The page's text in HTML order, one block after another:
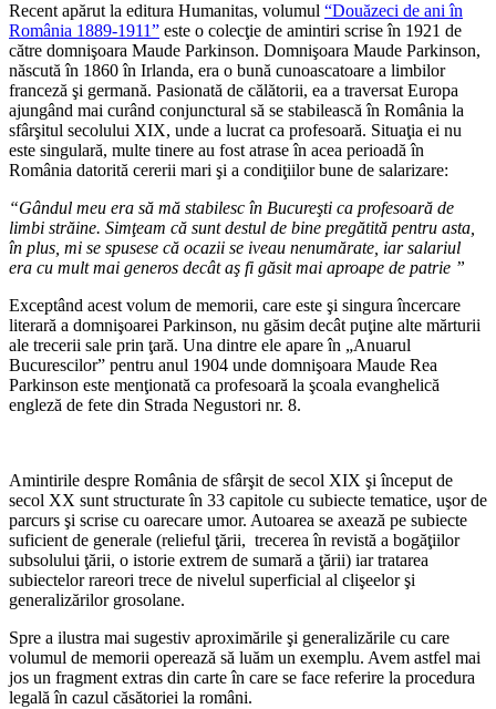
Recent apărut la editura Humanitas, volumul “Douăzeci de ani în
România 1889-1911” este o colecţie de amintiri scrise în 1921 de
către domnişoara Maude Parkinson. Domnişoara Maude Parkinson,
născută în 1860 în Irlanda, era o bună cunoascatoare a limbilor
franceză şi germană. Pasionată de călătorii, ea a traversat Europa
ajungând mai curând conjunctural să se stabilească în România la
sfârşitul secolului XIX, unde a lucrat ca profesoară. Situaţia ei nu
este singulară, multe tinere au fost atrase în acea perioadă în
România datorită cererii mari şi a condiţiilor bune de salarizare:
“Gândul meu era să mă stabilesc în Bucureşti ca profesoară de
limbi străine. Simţeam că sunt destul de bine pregătită pentru asta,
în plus, mi se spusese că ocazii se iveau nenumărate, iar salariul
era cu mult mai generos decât aş fi găsit mai aproape de patrie ”
Exceptând acest volum de memorii, care este şi singura încercare
literară a domnişoarei Parkinson, nu găsim decât puţine alte mărturii
ale trecerii sale prin ţară. Una dintre ele apare în „Anuarul
Bucurescilor” pentru anul 1904 unde domnişoara Maude Rea
Parkinson este menţionată ca profesoară la şcoala evanghelică
engleză de fete din Strada Negustori nr. 8.
Amintirile despre România de sfârşit de secol XIX şi început de
secol XX sunt structurate în 33 capitole cu subiecte tematice, uşor de
parcurs şi scrise cu oarecare umor. Autoarea se axează pe subiecte
suficient de generale (relieful ţării, trecerea în revistă a bogăţiilor
subsolului ţării, o istorie extrem de sumară a ţării) iar tratarea
subiectelor rareori trece de nivelul superficial al clişeelor şi
generalizărilor grosolane.
Spre a ilustra mai sugestiv aproximările şi generalizările cu care
volumul de memorii operează să luăm un exemplu. Avem astfel mai
jos un fragment extras din carte în care se face referire la procedura
legală în cazul căsătoriei la români.